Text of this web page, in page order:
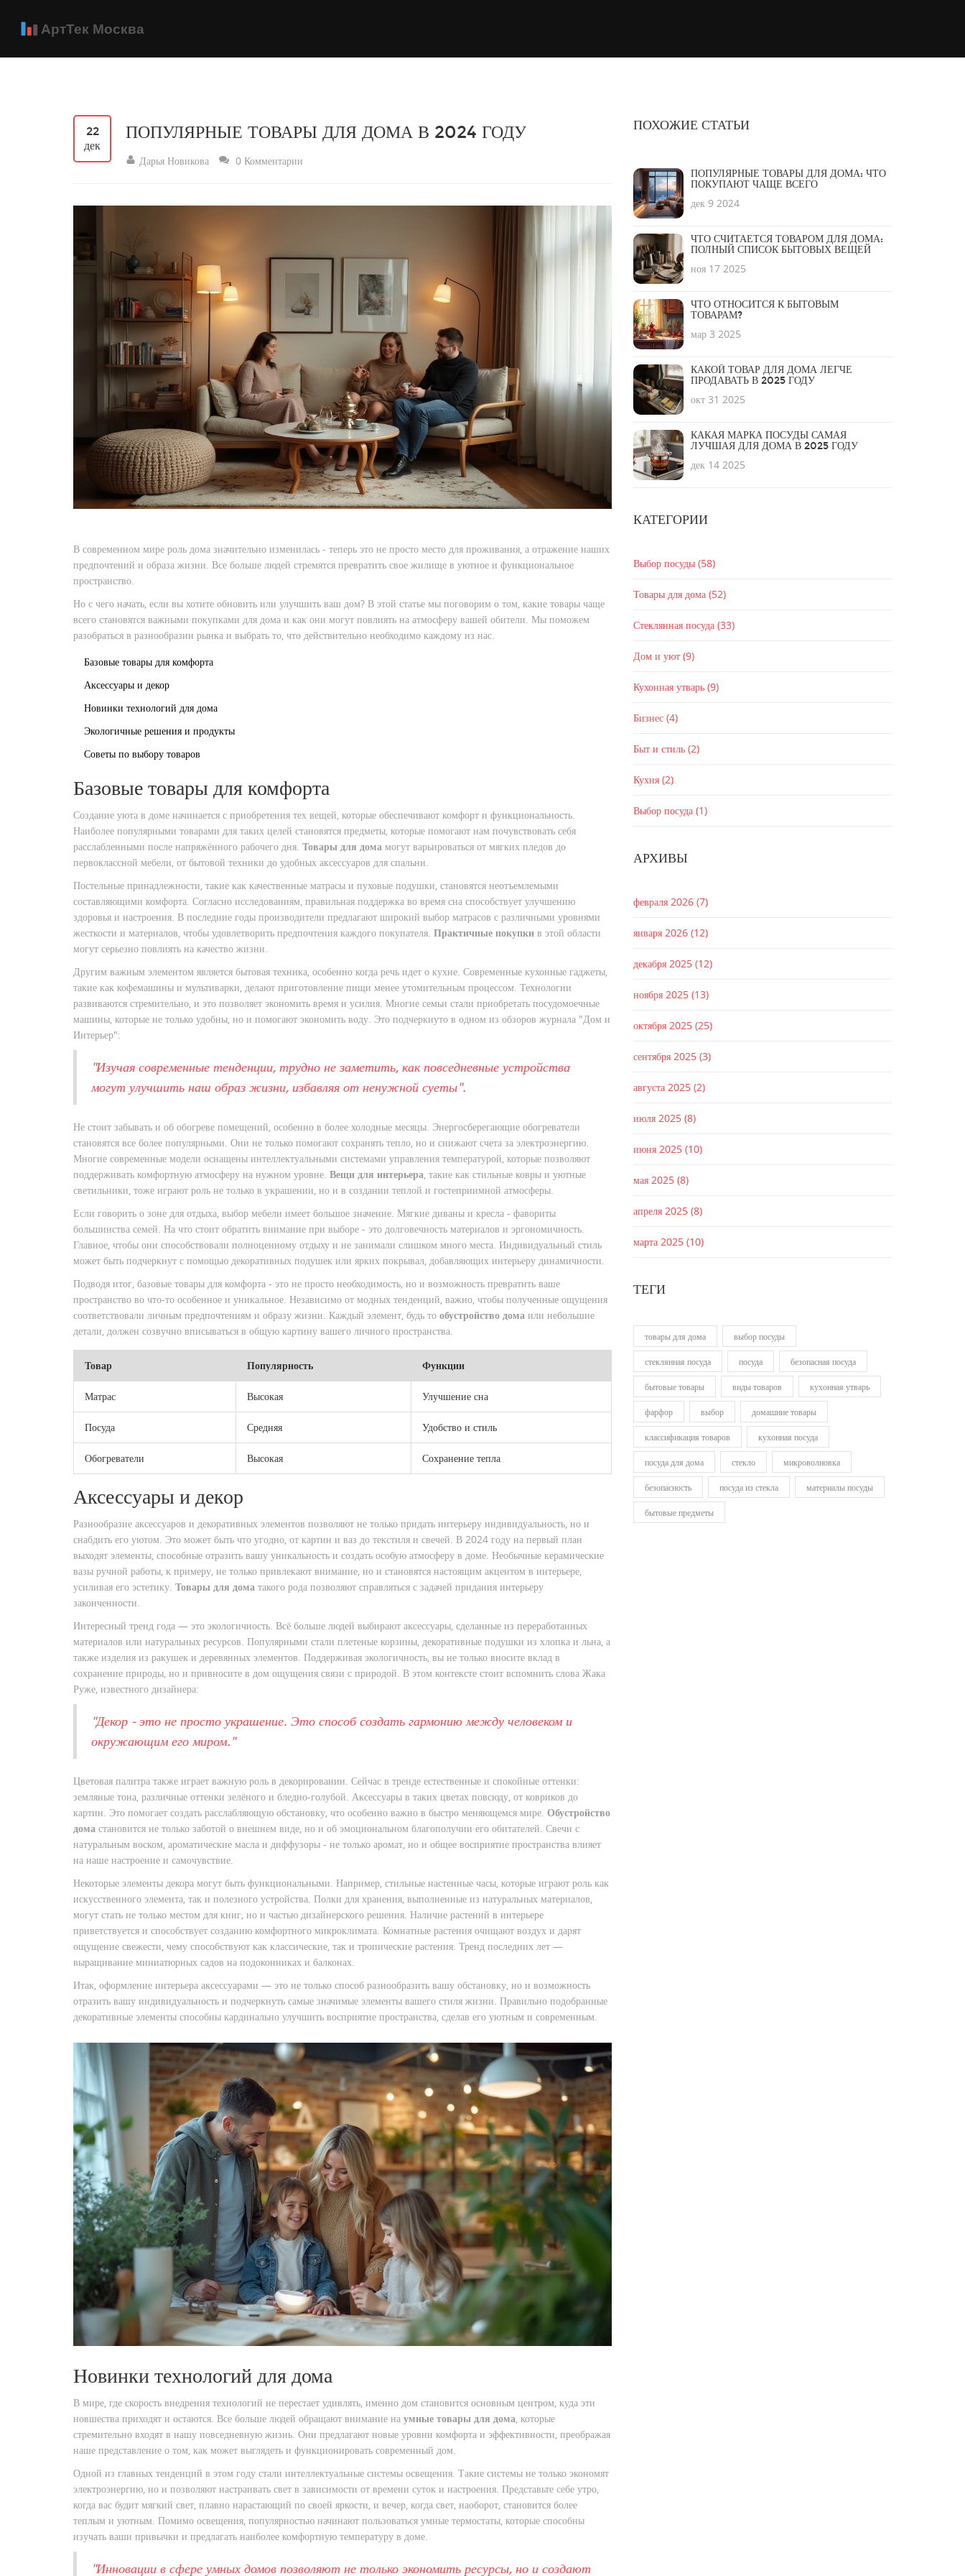
22
дек
ПОПУЛЯРНЫЕ ТОВАРЫ ДЛЯ ДОМА В 2024 ГОДУ
Дарья Новикова 0 Комментарии
В современном мире роль дома значительно изменилась - теперь это не просто место для проживания, а отражение наших
предпочтений и образа жизни. Все больше людей стремятся превратить свое жилище в уютное и функциональное
пространство.
Но с чего начать, если вы хотите обновить или улучшить ваш дом? В этой статье мы поговорим о том, какие товары чаще
всего становятся важными покупками для дома и как они могут повлиять на атмосферу вашей обители. Мы поможем
разобраться в разнообразии рынка и выбрать то, что действительно необходимо каждому из нас.
Базовые товары для комфорта
Аксессуары и декор
Новинки технологий для дома
Экологичные решения и продукты
Советы по выбору товаров
Базовые товары для комфорта
Создание уюта в доме начинается с приобретения тех вещей, которые обеспечивают комфорт и функциональность.
Наиболее популярными товарами для таких целей становятся предметы, которые помогают нам почувствовать себя
расслабленными после напряжённого рабочего дня. Товары для дома могут варьироваться от мягких пледов до
первоклассной мебели, от бытовой техники до удобных аксессуаров для спальни.
Постельные принадлежности, такие как качественные матрасы и пуховые подушки, становятся неотъемлемыми
составляющими комфорта. Согласно исследованиям, правильная поддержка во время сна способствует улучшению
здоровья и настроения. В последние годы производители предлагают широкий выбор матрасов с различными уровнями
жесткости и материалов, чтобы удовлетворить предпочтения каждого покупателя. Практичные покупки в этой области
могут серьезно повлиять на качество жизни.
Другим важным элементом является бытовая техника, особенно когда речь идет о кухне. Современные кухонные гаджеты,
такие как кофемашины и мультиварки, делают приготовление пищи менее утомительным процессом. Технологии
развиваются стремительно, и это позволяет экономить время и усилия. Многие семьи стали приобретать посудомоечные
машины, которые не только удобны, но и помогают экономить воду. Это подчеркнуто в одном из обзоров журнала "Дом и
Интерьер":
"Изучая современные тенденции, трудно не заметить, как повседневные устройства
могут улучшить наш образ жизни, избавляя от ненужной суеты".
Не стоит забывать и об обогреве помещений, особенно в более холодные месяцы. Энергосберегающие обогреватели
становятся все более популярными. Они не только помогают сохранять тепло, но и снижают счета за электроэнергию.
Многие современные модели оснащены интеллектуальными системами управления температурой, которые позволяют
поддерживать комфортную атмосферу на нужном уровне. Вещи для интерьера, такие как стильные ковры и уютные
светильники, тоже играют роль не только в украшении, но и в создании теплой и гостеприимной атмосферы.
Если говорить о зоне для отдыха, выбор мебели имеет большое значение. Мягкие диваны и кресла - фавориты
большинства семей. На что стоит обратить внимание при выборе - это долговечность материалов и эргономичность.
Главное, чтобы они способствовали полноценному отдыху и не занимали слишком много места. Индивидуальный стиль
может быть подчеркнут с помощью декоративных подушек или ярких покрывал, добавляющих интерьеру динамичности.
Подводя итог, базовые товары для комфорта - это не просто необходимость, но и возможность превратить ваше
пространство во что-то особенное и уникальное. Независимо от модных тенденций, важно, чтобы полученные ощущения
соответствовали личным предпочтениям и образу жизни. Каждый элемент, будь то обустройство дома или небольшие
детали, должен созвучно вписываться в общую картину вашего личного пространства.
Товар Популярность Функции
Матрас Высокая Улучшение сна
Посуда Средняя Удобство и стиль
Обогреватели Высокая Сохранение тепла
Аксессуары и декор
Разнообразие аксессуаров и декоративных элементов позволяют не только придать интерьеру индивидуальность, но и
снабдить его уютом. Это может быть что угодно, от картин и ваз до текстиля и свечей. В 2024 году на первый план
выходят элементы, способные отразить вашу уникальность и создать особую атмосферу в доме. Необычные керамические
вазы ручной работы, к примеру, не только привлекают внимание, но и становятся настоящим акцентом в интерьере,
усиливая его эстетику. Товары для дома такого рода позволяют справляться с задачей придания интерьеру
законченности.
Интересный тренд года — это экологичность. Всё больше людей выбирают аксессуары, сделанные из переработанных
материалов или натуральных ресурсов. Популярными стали плетеные корзины, декоративные подушки из хлопка и льна, а
также изделия из ракушек и деревянных элементов. Поддерживая экологичность, вы не только вносите вклад в
сохранение природы, но и привносите в дом ощущения связи с природой. В этом контексте стоит вспомнить слова Жака
Руже, известного дизайнера:
"Декор - это не просто украшение. Это способ создать гармонию между человеком и
окружающим его миром."
Цветовая палитра также играет важную роль в декорировании. Сейчас в тренде естественные и спокойные оттенки:
земляные тона, различные оттенки зелёного и бледно-голубой. Аксессуары в таких цветах повсюду, от ковриков до
картин. Это помогает создать расслабляющую обстановку, что особенно важно в быстро меняющемся мире. Обустройство
дома становится не только заботой о внешнем виде, но и об эмоциональном благополучии его обитателей. Свечи с
натуральным воском, ароматические масла и диффузоры - не только аромат, но и общее восприятие пространства влияет
на наше настроение и самочувствие.
Некоторые элементы декора могут быть функциональными. Например, стильные настенные часы, которые играют роль как
искусственного элемента, так и полезного устройства. Полки для хранения, выполненные из натуральных материалов,
могут стать не только местом для книг, но и частью дизайнерского решения. Наличие растений в интерьере
приветствуется и способствует созданию комфортного микроклимата. Комнатные растения очищают воздух и дарят
ощущение свежести, чему способствуют как классические, так и тропические растения. Тренд последних лет —
выращивание миниатюрных садов на подоконниках и балконах.
Итак, оформление интерьера аксессуарами — это не только способ разнообразить вашу обстановку, но и возможность
отразить вашу индивидуальность и подчеркнуть самые значимые элементы вашего стиля жизни. Правильно подобранные
декоративные элементы способны кардинально улучшить восприятие пространства, сделав его уютным и современным.
Новинки технологий для дома
В мире, где скорость внедрения технологий не перестает удивлять, именно дом становится основным центром, куда эти
новшества приходят и остаются. Все больше людей обращают внимание на умные товары для дома , которые
стремительно входят в нашу повседневную жизнь. Они предлагают новые уровни комфорта и эффективности, преображая
наше представление о том, как может выглядеть и функционировать современный дом.
Одной из главных тенденций в этом году стали интеллектуальные системы освещения. Такие системы не только экономят
электроэнергию, но и позволяют настраивать свет в зависимости от времени суток и настроения. Представьте себе утро,
когда вас будит мягкий свет, плавно нарастающий по своей яркости, и вечер, когда свет, наоборот, становится более
теплым и уютным. Помимо освещения, популярностью начинают пользоваться умные термостаты, которые способны
изучать ваши привычки и предлагать наиболее комфортную температуру в доме.
"Инновации в сфере умных домов позволяют не только экономить ресурсы, но и создают
ПОХОЖИЕ СТАТЬИ
ПОПУЛЯРНЫЕ ТОВАРЫ ДЛЯ ДОМА: ЧТО
ПОКУПАЮТ ЧАЩЕ ВСЕГО
дек 9 2024
ЧТО СЧИТАЕТСЯ ТОВАРОМ ДЛЯ ДОМА:
ПОЛНЫЙ СПИСОК БЫТОВЫХ ВЕЩЕЙ
ноя 17 2025
ЧТО ОТНОСИТСЯ К БЫТОВЫМ
ТОВАРАМ?
мар 3 2025
КАКОЙ ТОВАР ДЛЯ ДОМА ЛЕГЧЕ
ПРОДАВАТЬ В 2025 ГОДУ
окт 31 2025
КАКАЯ МАРКА ПОСУДЫ САМАЯ
ЛУЧШАЯ ДЛЯ ДОМА В 2025 ГОДУ
дек 14 2025
КАТЕГОРИИ
Выбор посуды (58)
Товары для дома (52)
Стеклянная посуда (33)
Дом и уют (9)
Кухонная утварь (9)
Бизнес (4)
Быт и стиль (2)
Кухня (2)
Выбор посуда (1)
АРХИВЫ
февраля 2026 (7)
января 2026 (12)
декабря 2025 (12)
ноября 2025 (13)
октября 2025 (25)
сентября 2025 (3)
августа 2025 (2)
июля 2025 (8)
июня 2025 (10)
мая 2025 (8)
апреля 2025 (8)
марта 2025 (10)
ТЕГИ
товары для дома выбор посуды
стеклянная посуда посуда безопасная посуда
бытовые товары виды товаров кухонная утварь
фарфор выбор домашние товары
классификация товаров кухонная посуда
посуда для дома стекло микроволновка
безопасность посуда из стекла материалы посуды
бытовые предметы